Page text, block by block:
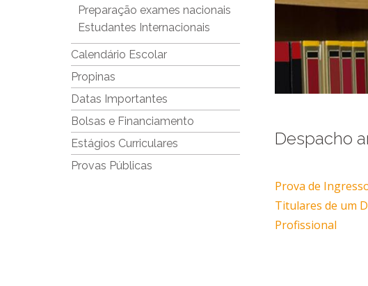
Preparação exames nacionais
Estudantes Internacionais
Calendário Escolar
Propinas
Datas Importantes
Bolsas e Financiamento
Estágios Curriculares
Provas Públicas
Despacho
Prova de
Titulares de um
Profissional